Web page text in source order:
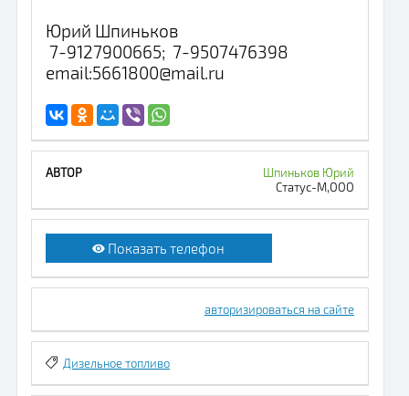
Юрий Шпиньков
7-9127900665; 7-9507476398
email:5661800@mail.ru
Шпиньков Юрий
Статус-М,ООО
Показать телефон
авторизироваться на сайте
Дизельное топливо